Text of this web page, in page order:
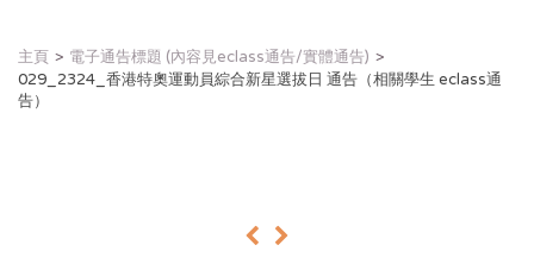
主頁
電子通告標題 (內容見eclass通告/實體通告)
029_2324_香港特奧運動員綜合新星選拔日 通告（相關學生 eclass通
告）
« »